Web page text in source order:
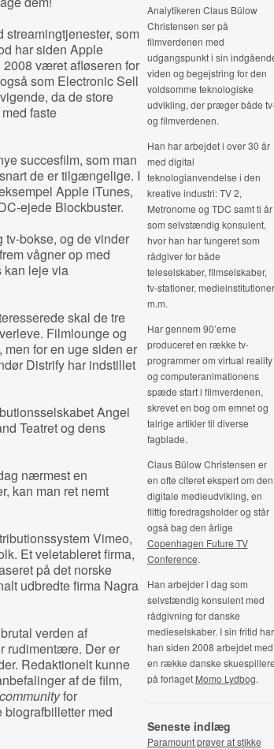
streamingtjenester, som
har siden Apple
været afløseren for
som Electronic Sell
da de store
faste
succesfilm, som man
de er tilgængelige. I
Apple iTunes,
ejede Blockbuster.
tv-bokse, og de vinder
vågner op med
kan leje via
skal de tre
Filmlounge og
for en uge siden er
Distrify har indstillet
Angel
Teatret og dens
nærmest en
kan man ret nemt
Vimeo,
Et veletableret firma,
på det norske
udbredte firma Nagra
verden af
rudimentære. Der er
Redaktionelt kunne
af de film,
communityfor
med
Analytikeren Claus Bülow
Christensen ser på
filmverdenen med
udgangspunkt i sin
viden og begejstring for den
voldsomme teknologiske
udvikling, der præger både
og filmverdenen.
Han har arbejdet i over 30 år
med digital
teknologianvendelse i den
kreative industri: TV 2,
Metronome og TDC samt ti år
som selvstændig konsulent,
hvor han har fungeret som
rådgiver for både
teleselskaber, filmselskaber,
tv-stationer, medieinstitutioner
m.m.
Har gennem 90’erne
produceret en række tv-
programmer om virtual reality
og computeranimationens
spæde start i filmverdenen,
skrevet en bog om emnet og
talrige artikler til diverse
fagblade.
Claus Bülow Christensen er
en ofte citeret ekspert om den
digitale medieudvikling, en
flittig foredragsholder og står
også bag den årlige
Copenhagen Future TV
Conference.
Han arbejder i dag som
selvstændig konsulent med
rådgivning for danske
medieselskaber. I sin fritid har
han siden 2008 arbejdet med
en række danske
på forlaget Momo Lydbog.
Seneste indlæg
Paramount prøver at stikke